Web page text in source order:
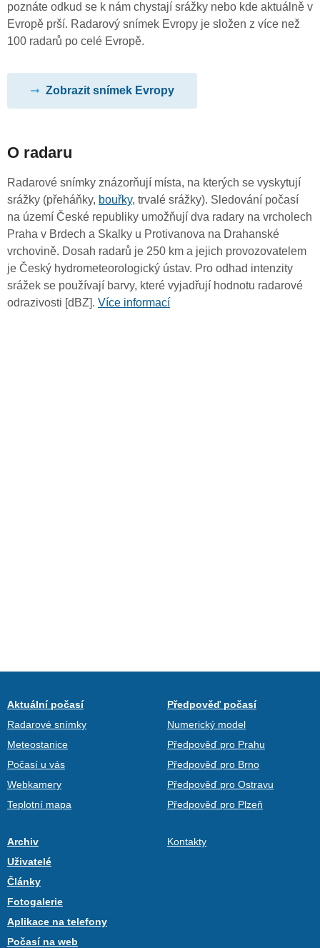
poznáte odkud se k nám chystají srážky nebo kde aktuálně v
Evropě prší. Radarový snímek Evropy je složen z více než
100 radarů po celé Evropě.
Zobrazit snímek Evropy
O radaru
Radarové snímky znázorňují místa, na kterých se vyskytují
srážky (přeháňky, bouřky, trvalé srážky). Sledování počasí
na území České republiky umožňují dva radary na vrcholech
Praha v Brdech a Skalky u Protivanova na Drahanské
vrchovině. Dosah radarů je 250 km a jejich provozovatelem
je Český hydrometeorologický ústav. Pro odhad intenzity
srážek se používají barvy, které vyjadřují hodnotu radarové
odrazivosti [dBZ]. Více informací
Aktuální počasí
Radarové snímky
Meteostanice
Počasí u vás
Webkamery
Teplotní mapa
Předpověď počasí
Numerický model
Předpověď pro Prahu
Předpověď pro Brno
Předpověď pro Ostravu
Předpověď pro Plzeň
Archiv
Uživatelé
Články
Fotogalerie
Aplikace na telefony
Počasí na web
Kontakty